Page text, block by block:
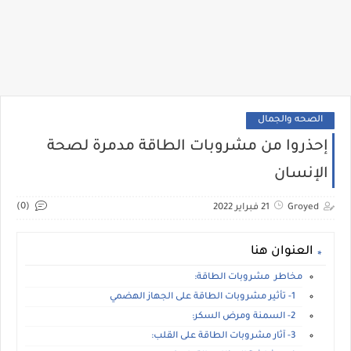
الصحه والجمال
إحذروا من مشروبات الطاقة مدمرة لصحة
الإنسان
Groyed 21 فبراير 2022 (0)
العنوان هنا
مخاطر مشروبات الطاقة: